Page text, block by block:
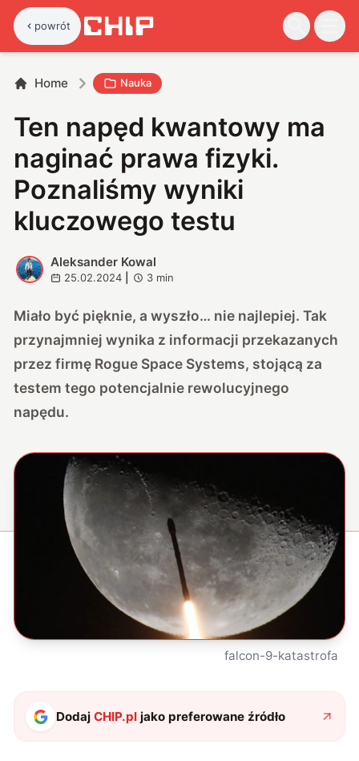
powrót
Home Nauka
Ten napęd kwantowy ma
naginać prawa fizyki.
Poznaliśmy wyniki
kluczowego testu
A
Aleksander Kowal
25.02.2024 3 min
Miało być pięknie, a wyszło… nie najlepiej. Tak
przynajmniej wynika z informacji przekazanych
przez firmę Rogue Space Systems, stojącą za
testem tego potencjalnie rewolucyjnego
napędu.
falcon-9-katastrofa
DodajCHIP.pl jako preferowane źródło